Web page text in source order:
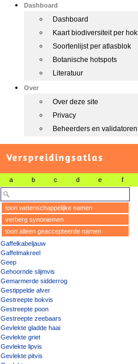
Dashboard
Dashboard
Kaart biodiversiteit per hok
Soortenlijst per atlasblok
Botanische hotspots
Literatuur
Over
Over deze site
Privacy
Beheerders en validatoren
Verspreidingsatlas
a b c d e f
toon wetenschappelijke namen
verberg synoniemen
toon alleen geaccepteerde namen
Gaffelkabeljauw
Gaffelmakreel
Geep
Gehoornde slijmvis
Gemarmerde sidderrog
Gestippelde alver
Gestreepte bokvis
Gestreepte poon
Gestreepte zeebaars
Gevlekte gladde haai
Gevlekte griet
Gevlekte lipvis
Gevlekte pitvis